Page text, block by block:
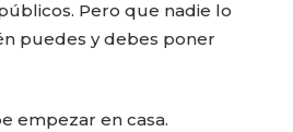
Pero que nadie lo
puedes y debes poner
empezar en casa.